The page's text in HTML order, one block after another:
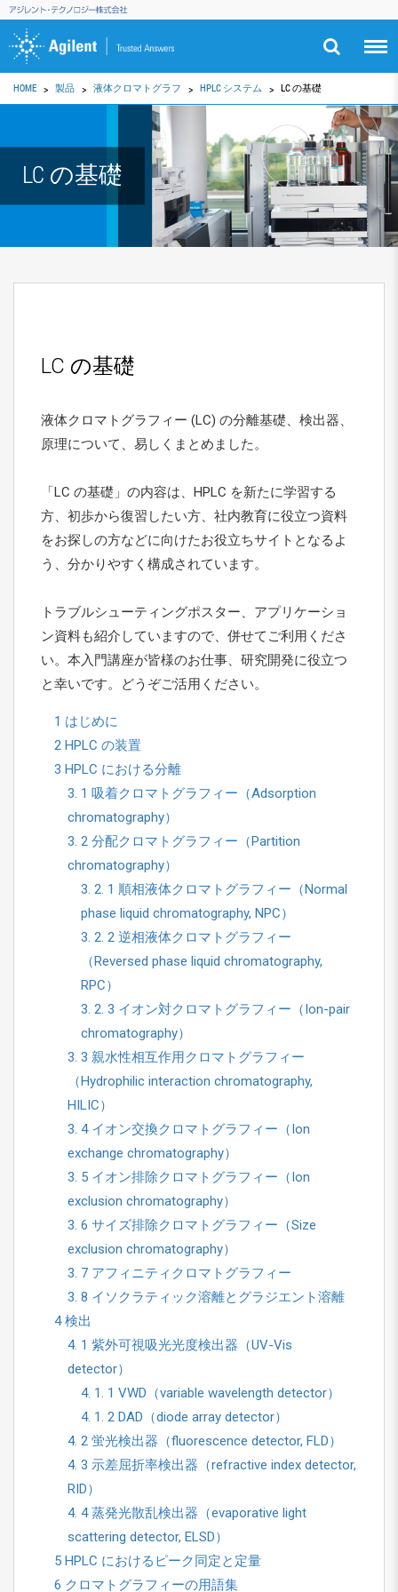
HOME 製品 液体クロマトグラフ HPLC システム LC の基礎
LC の基礎
LC の基礎
液体クロマトグラフィー (LC) の分離基礎、検出器、
原理について、易しくまとめました。
「LC の基礎」の内容は、HPLC を新たに学習する
方、初歩から復習したい方、社内教育に役立つ資料
をお探しの方などに向けたお役立ちサイトとなるよ
う、分かりやすく構成されています。
トラブルシューティングポスター、アプリケーショ
ン資料も紹介していますので、併せてご利用くださ
い。本入門講座が皆様のお仕事、研究開発に役立つ
と幸いです。どうぞご活用ください。
1 はじめに
2 HPLC の装置
3 HPLC における分離
3. 1 吸着クロマトグラフィー（Adsorption
chromatography）
3. 2 分配クロマトグラフィー（Partition
chromatography）
3. 2. 1 順相液体クロマトグラフィー（Normal
phase liquid chromatography, NPC）
3. 2. 2 逆相液体クロマトグラフィー
（Reversed phase liquid chromatography,
RPC）
3. 2. 3 イオン対クロマトグラフィー（Ion-pair
chromatography）
3. 3 親水性相互作用クロマトグラフィー
（Hydrophilic interaction chromatography,
HILIC）
3. 4 イオン交換クロマトグラフィー（Ion
exchange chromatography）
3. 5 イオン排除クロマトグラフィー（Ion
exclusion chromatography）
3. 6 サイズ排除クロマトグラフィー（Size
exclusion chromatography）
3. 7 アフィニティクロマトグラフィー
3. 8 イソクラティック溶離とグラジエント溶離
4 検出
4. 1 紫外可視吸光光度検出器（UV-Vis
detector）
4. 1. 1 VWD（variable wavelength detector）
4. 1. 2 DAD（diode array detector）
4. 2 蛍光検出器（fluorescence detector, FLD）
4. 3 示差屈折率検出器（refractive index detector,
RID）
4. 4 蒸発光散乱検出器（evaporative light
scattering detector, ELSD）
5 HPLC におけるピーク同定と定量
6 クロマトグラフィーの用語集